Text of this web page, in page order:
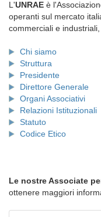
L'UNRAE è
operanti sul mercato
commerciali e
Chi siamo
Struttura
Presidente
Direttore Generale
Organi Associativi
Relazioni Istituzionali
Statuto
Codice Etico
Le nostre Associate
ottenere maggiori